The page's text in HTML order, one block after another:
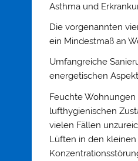
Asthma und
Die vorgenannten
ein Mindestmaß an
Umfangreiche
energetischen
Feuchte
lufthygienischen
vielen Fällen
Lüften in den